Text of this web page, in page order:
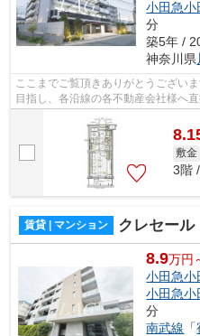
小田急小
分
築5年 /
神奈川県
ここまでご覧頂きありがとうござい
目指し、各沿線の各不動産会社様へ
様へ提供しております！最新の情報
敷金
3階
賃貸 | マンション クレセール
8.9万円
小田急小
小田急小
分
南武線 「